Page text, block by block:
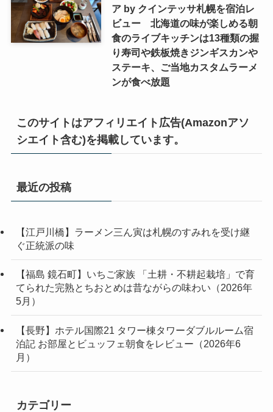
ア by クインテッサ札幌を宿泊レ
ビュー 北海道の味が楽しめる朝
食のライブキッチンは13種類の握
り寿司や鉄板焼きジンギスカンや
ステーキ、ご当地カスタムラーメ
ンが食べ放題
このサイトはアフィリエイト広告(Amazonアソ
シエイト含む)を掲載しています。
最近の投稿
【江戸川橋】ラーメン三ん寅は札幌のすみれを受け継
ぐ正統派の味
【福島 鏡石町】いちご家族 「土耕・不耕起栽培」で育
てられた完熟とちおとめは昔ながらの味わい（2026年
5月）
【長野】ホテル国際21 タワー棟タワーダブルルーム宿
泊記 お部屋とビュッフェ朝食をレビュー（2026年6
月）
カテゴリー